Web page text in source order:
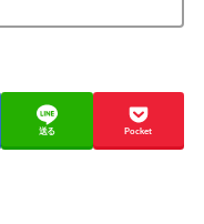
送る Pocket